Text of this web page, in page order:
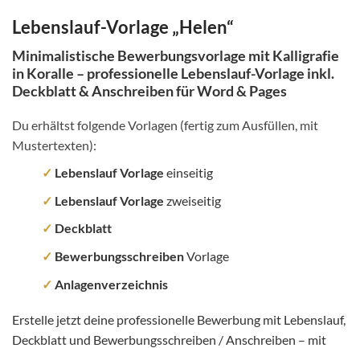
Lebenslauf-Vorlage „Helen“
Minimalistische Bewerbungsvorlage mit Kalligrafie
in Koralle – professionelle Lebenslauf-Vorlage inkl.
Deckblatt & Anschreiben für Word & Pages
Du erhältst folgende Vorlagen (fertig zum Ausfüllen, mit
Mustertexten):
✓ Lebenslauf Vorlage einseitig
✓ Lebenslauf Vorlage zweiseitig
✓ Deckblatt
✓ BewerbungsschreibenVorlage
✓ Anlagenverzeichnis
Erstelle jetzt deine professionelle Bewerbung mit Lebenslauf,
Deckblatt und Bewerbungsschreiben / Anschreiben – mit